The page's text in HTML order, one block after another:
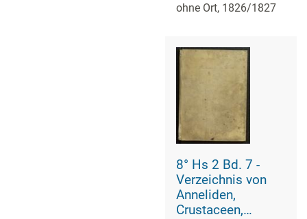
Säugetieren,
Afrikas
ohne Ort, 1826/1827
8° Hs 2 Bd. 7 -
Verzeichnis von
Anneliden,
Crustaceen,